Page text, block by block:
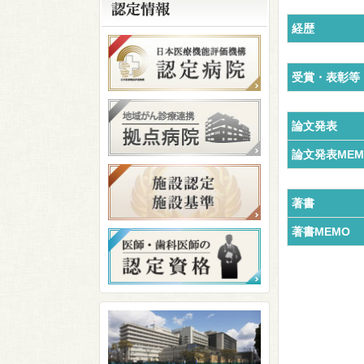
経歴
受賞・表彰等
論文発表
論文発表
著書
著書MEMO